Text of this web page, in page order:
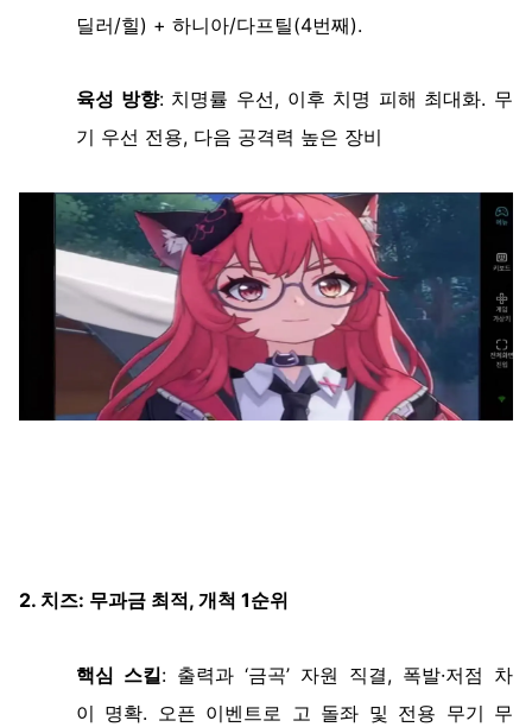
딜러/힐) + 하니아/다프틸(4번째).
육성 방향: 치명률 우선, 이후 치명 피해 최대화. 무
기 우선 전용, 다음 공격력 높은 장비
2. 치즈: 무과금 최적, 개척 1순위
핵심 스킬: 출력과 ‘금곡’ 자원 직결, 폭발·저점 차
이 명확. 오픈 이벤트로 고 돌좌 및 전용 무기 무